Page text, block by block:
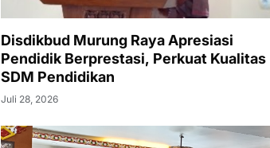
Disdikbud Murung Raya Apresiasi
Pendidik Berprestasi, Perkuat Kualitas
SDM Pendidikan
Juli 28, 2026